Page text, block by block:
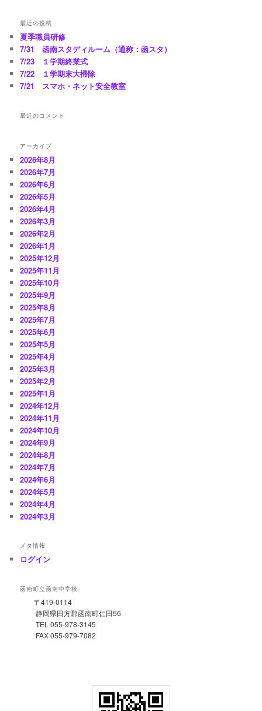
最近の投稿
夏季職員研修
7/31 函南スタディルーム（通称：函スタ）
7/23 １学期終業式
7/22 １学期末大掃除
7/21 スマホ・ネット安全教室
最近のコメント
アーカイブ
2026年8月
2026年7月
2026年6月
2026年5月
2026年4月
2026年3月
2026年2月
2026年1月
2025年12月
2025年11月
2025年10月
2025年9月
2025年8月
2025年7月
2025年6月
2025年5月
2025年4月
2025年3月
2025年2月
2025年1月
2024年12月
2024年11月
2024年10月
2024年9月
2024年8月
2024年7月
2024年6月
2024年5月
2024年4月
2024年3月
メタ情報
ログイン
函南町立函南中学校
〒419-0114
静岡県田方郡函南町仁田56
TEL 055-978-3145
FAX 055-979-7082